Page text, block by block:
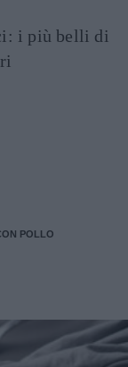
i più belli di
POLLO